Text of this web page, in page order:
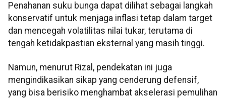
Penahanan suku bunga dapat dilihat sebagai langkah
konservatif untuk menjaga inflasi tetap dalam target
dan mencegah volatilitas nilai tukar, terutama di
tengah ketidakpastian eksternal yang masih tinggi.
Namun, menurut Rizal, pendekatan ini juga
mengindikasikan sikap yang cenderung defensif,
yang bisa berisiko menghambat akselerasi pemulihan